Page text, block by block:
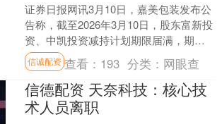
证券日报网讯3月10日，嘉美包装发布公
告称，截至2026年3月10日，股东富新投
资、中凯投资减持计划期限届满，期间
未减持。 海量资讯、精准解读，尽在新
浪财经AP....
信诚配资 查看： 193 分类： 网眼查
信德配资 天奈科技：核心技
术人员离职